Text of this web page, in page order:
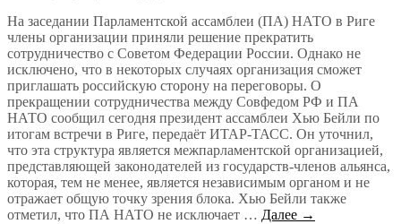
На заседании Парламентской ассамблеи (ПА) НАТО в Риге
члены организации приняли решение прекратить
сотрудничество с Советом Федерации России. Однако не
исключено, что в некоторых случаях организация сможет
приглашать российскую сторону на переговоры. О
прекращении сотрудничества между Совфедом РФ и ПА
НАТО сообщил сегодня президент ассамблеи Хью Бейли по
итогам встречи в Риге, передаёт ИТАР-ТАСС. Он уточнил,
что эта структура является межпарламентской организацией,
представляющей законодателей из государств-членов альянса,
которая, тем не менее, является независимым органом и не
отражает общую точку зрения блока. Хью Бейли также
отметил, что ПА НАТО не исключает … Далее →